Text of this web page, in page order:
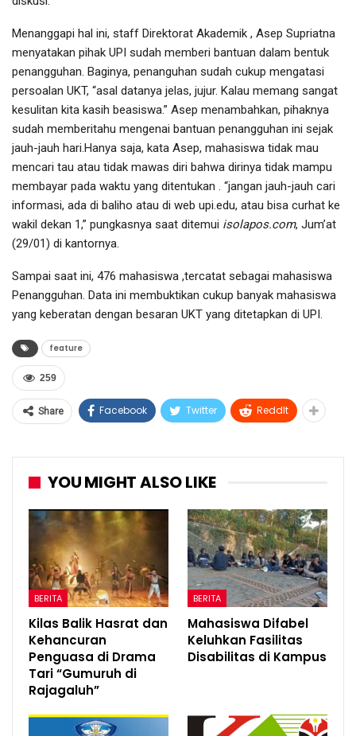
Menanggapi hal ini, staff Direktorat Akademik , Asep Supriatna
menyatakan pihak UPI sudah memberi bantuan dalam bentuk
penangguhan. Baginya, penanguhan sudah cukup mengatasi
persoalan UKT, “asal datanya jelas, jujur. Kalau memang sangat
kesulitan kita kasih beasiswa.” Asep menambahkan, pihaknya
sudah memberitahu mengenai bantuan penangguhan ini sejak
jauh-jauh hari.Hanya saja, kata Asep, mahasiswa tidak mau
mencari tau atau tidak mawas diri bahwa dirinya tidak mampu
membayar pada waktu yang ditentukan . “jangan jauh-jauh cari
informasi, ada di baliho atau di web upi.edu, atau bisa curhat ke
wakil dekan 1,” pungkasnya saat ditemui isolapos.com, Jum’at
(29/01) di kantornya.
Sampai saat ini, 476 mahasiswa ,tercatat sebagai mahasiswa
Penangguhan. Data ini membuktikan cukup banyak mahasiswa
yang keberatan dengan besaran UKT yang ditetapkan di UPI.
feature
259
Share Facebook Twitter ReddIt
YOU MIGHT ALSO LIKE
BERITA
Kilas Balik Hasrat dan
Kehancuran
Penguasa di Drama
Tari “Gumuruh di
Rajagaluh”
BERITA
Mahasiswa Difabel
Keluhkan Fasilitas
Disabilitas di Kampus